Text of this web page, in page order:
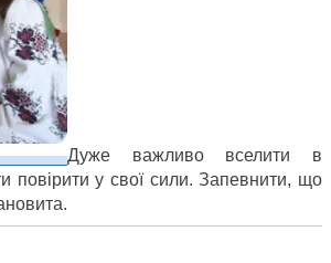
Дуже важливо вселити в
повірити у свої сили. Запевнити, що